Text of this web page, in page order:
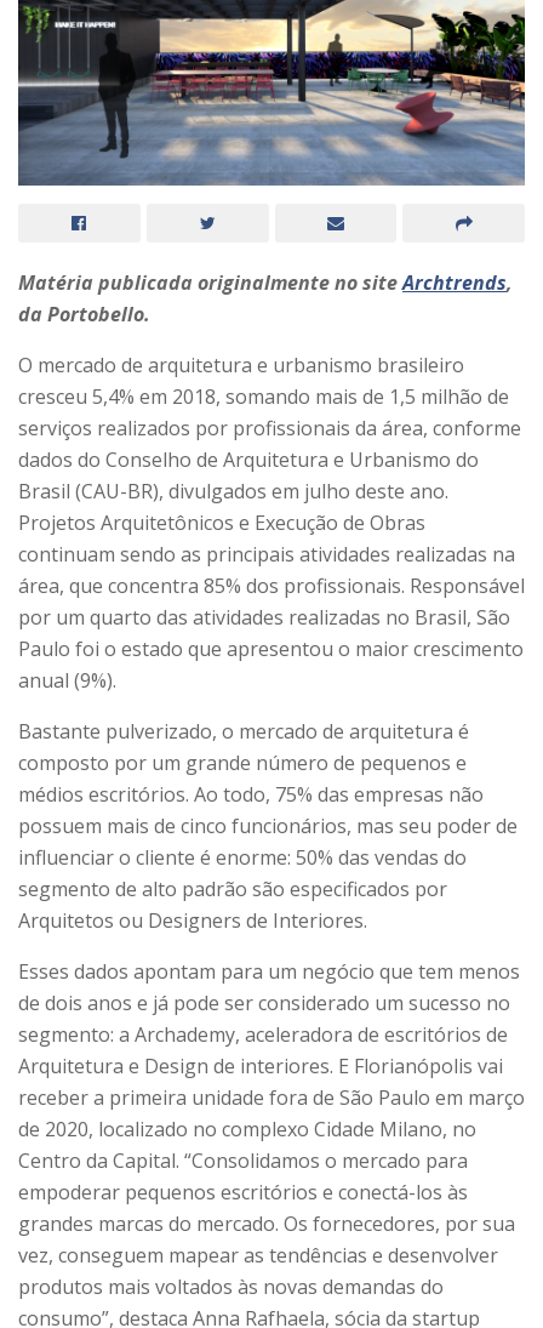
Matéria publicada originalmente no siteArchtrends,
da Portobello.
O mercado de arquitetura e urbanismo brasileiro
cresceu 5,4% em 2018, somando mais de 1,5 milhão de
serviços realizados por profissionais da área, conforme
dados do Conselho de Arquitetura e Urbanismo do
Brasil (CAU-BR), divulgados em julho deste ano.
Projetos Arquitetônicos e Execução de Obras
continuam sendo as principais atividades realizadas na
área, que concentra 85% dos profissionais. Responsável
por um quarto das atividades realizadas no Brasil, São
Paulo foi o estado que apresentou o maior crescimento
anual (9%).
Bastante pulverizado, o mercado de arquitetura é
composto por um grande número de pequenos e
médios escritórios. Ao todo, 75% das empresas não
possuem mais de cinco funcionários, mas seu poder de
influenciar o cliente é enorme: 50% das vendas do
segmento de alto padrão são especificados por
Arquitetos ou Designers de Interiores.
Esses dados apontam para um negócio que tem menos
de dois anos e já pode ser considerado um sucesso no
segmento: a Archademy, aceleradora de escritórios de
Arquitetura e Design de interiores. E Florianópolis vai
receber a primeira unidade fora de São Paulo em março
de 2020, localizado no complexo Cidade Milano, no
Centro da Capital. “Consolidamos o mercado para
empoderar pequenos escritórios e conectá-los às
grandes marcas do mercado. Os fornecedores, por sua
vez, conseguem mapear as tendências e desenvolver
produtos mais voltados às novas demandas do
consumo”, destaca Anna Rafhaela, sócia da startup